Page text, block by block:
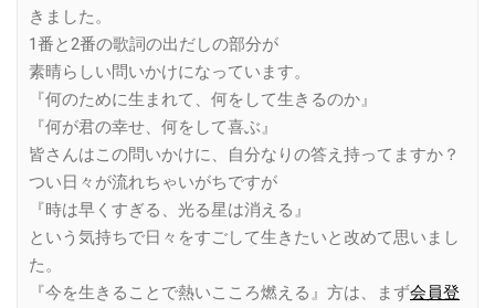
きました。
1番と2番の歌詞の出だしの部分が
素晴らしい問いかけになっています。
『何のために生まれて、何をして生きるのか』
『何が君の幸せ、何をして喜ぶ』
皆さんはこの問いかけに、自分なりの答え持ってますか？
つい日々が流れちゃいがちですが
『時は早くすぎる、光る星は消える』
という気持ちで日々をすごして生きたいと改めて思いまし
た。
『今を生きることで熱いこころ燃える』方は、まず会員登